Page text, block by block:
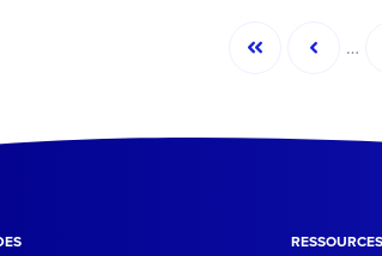
PremièrePage…